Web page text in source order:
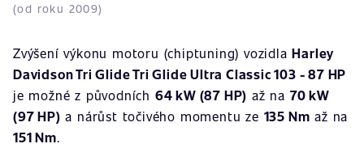
(od roku 2009)
Zvýšení výkonu motoru (chiptuning) vozidlaHarley
Davidson Tri Glide Tri Glide Ultra Classic 103 - 87 HP
je možné z původních 64 kW (87 HP) až na 70 kW
(97 HP) a nárůst točivého momentu ze 135 Nm až na
151 Nm.